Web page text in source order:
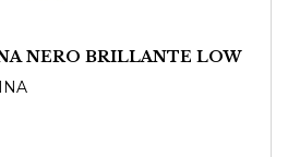
NERO BRILLANTE LOW